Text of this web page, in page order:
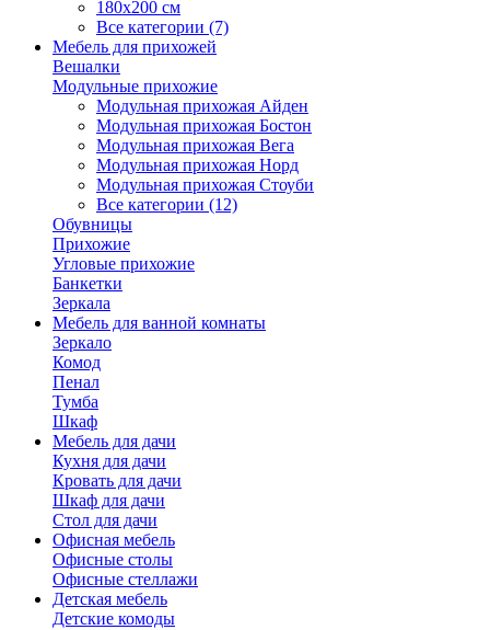
180х200 см
Все категории (7)
Мебель для прихожей
Вешалки
Модульные прихожие
Модульная прихожая Айден
Модульная прихожая Бостон
Модульная прихожая Вега
Модульная прихожая Норд
Модульная прихожая Стоуби
Все категории (12)
Обувницы
Прихожие
Угловые прихожие
Банкетки
Зеркала
Мебель для ванной комнаты
Зеркало
Комод
Пенал
Тумба
Шкаф
Мебель для дачи
Кухня для дачи
Кровать для дачи
Шкаф для дачи
Стол для дачи
Офисная мебель
Офисные столы
Офисные стеллажи
Детская мебель
Детские комоды